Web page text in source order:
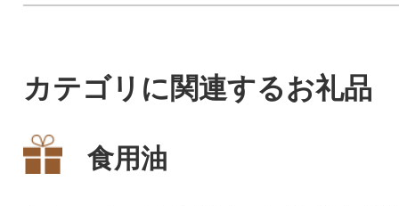
カテゴリに関連するお礼品
食用油